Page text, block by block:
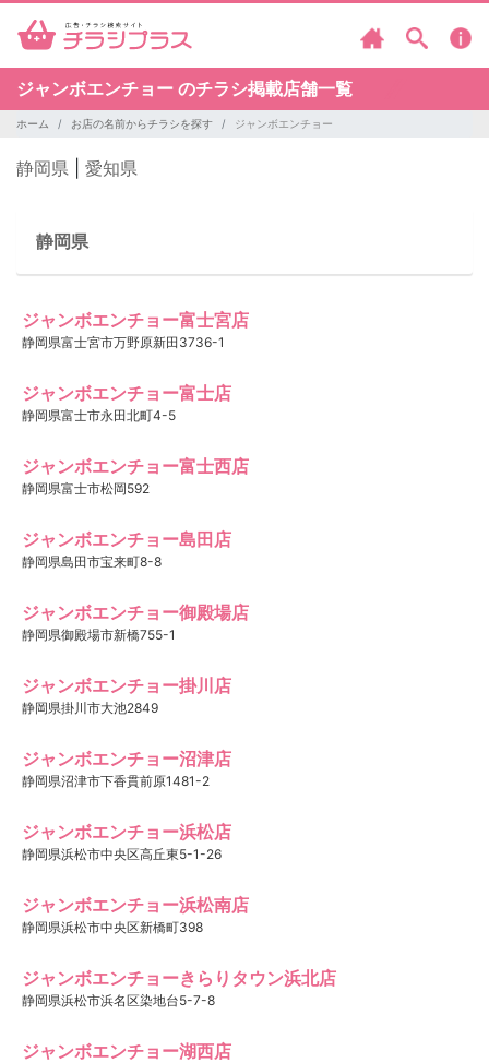
ジャンボエンチョー のチラシ掲載店舗一覧
ホーム お店の名前からチラシを探す ジャンボエンチョー
静岡県 愛知県
静岡県
ジャンボエンチョー富士宮店
静岡県富士宮市万野原新田3736-1
ジャンボエンチョー富士店
静岡県富士市永田北町4-5
ジャンボエンチョー富士西店
静岡県富士市松岡592
ジャンボエンチョー島田店
静岡県島田市宝来町8-8
ジャンボエンチョー御殿場店
静岡県御殿場市新橋755-1
ジャンボエンチョー掛川店
静岡県掛川市大池2849
ジャンボエンチョー沼津店
静岡県沼津市下香貫前原1481-2
ジャンボエンチョー浜松店
静岡県浜松市中央区高丘東5-1-26
ジャンボエンチョー浜松南店
静岡県浜松市中央区新橋町398
ジャンボエンチョーきらりタウン浜北店
静岡県浜松市浜名区染地台5-7-8
ジャンボエンチョー湖西店